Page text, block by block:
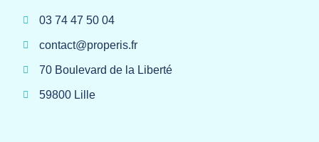
03 74 47 50 04
contact@properis.fr
70 Boulevard de la Liberté
59800 Lille